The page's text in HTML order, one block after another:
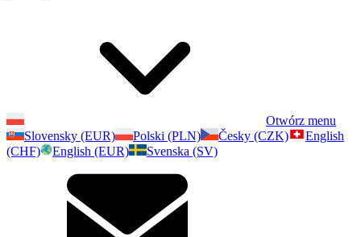
Otwórz menu
Slovensky (EUR)
Polski (PLN) Česky (CZK)
English
(CHF)
English (EUR) Svenska (SV)